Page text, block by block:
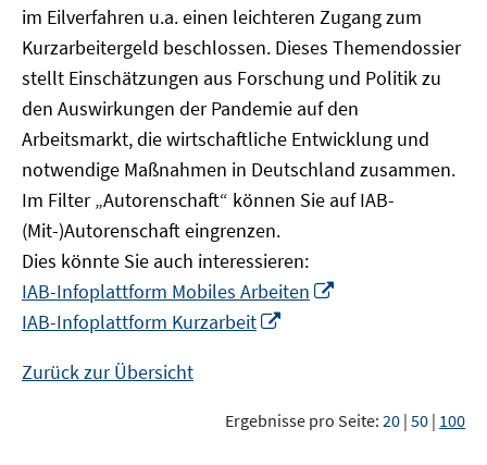
im Eilverfahren u.a. einen leichteren Zugang zum
Kurzarbeitergeld beschlossen. Dieses Themendossier
stellt Einschätzungen aus Forschung und Politik zu
den Auswirkungen der Pandemie auf den
Arbeitsmarkt, die wirtschaftliche Entwicklung und
notwendige Maßnahmen in Deutschland zusammen.
Im Filter „Autorenschaft“ können Sie auf IAB-
(Mit-)Autorenschaft eingrenzen.
Dies könnte Sie auch interessieren:
IAB-Infoplattform Mobiles Arbeiten
IAB-Infoplattform Kurzarbeit
Zurück zur Übersicht
Ergebnisse pro Seite: 20 | 50 | 100